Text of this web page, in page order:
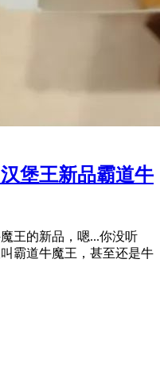
堡王新品霸道牛
王的新品，嗯...你没听
霸道牛魔王，甚至还是牛